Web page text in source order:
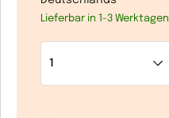
Lieferbar in 1-3 Werktagen